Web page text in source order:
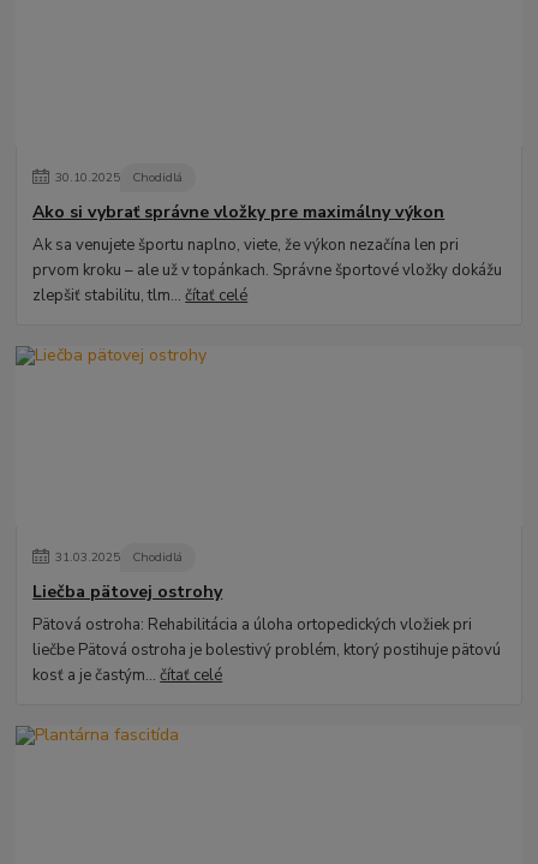
30.10.2025 Chodidlá
Ako si vybrať správne vložky pre maximálny výkon
Ak sa venujete športu naplno, viete, že výkon nezačína len pri
prvom kroku – ale už v topánkach. Správne športové vložky dokážu
zlepšiť stabilitu, tlm...čítať celé
31.03.2025 Chodidlá
Liečba pätovej ostrohy
Pätová ostroha: Rehabilitácia a úloha ortopedických vložiek pri
liečbe Pätová ostroha je bolestivý problém, ktorý postihuje pätovú
kosť a je častým...čítať celé